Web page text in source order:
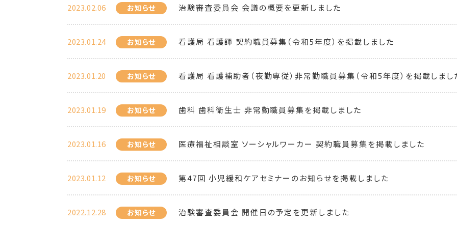
2023.02.06 お知らせ 治験審査委員会 会議の概要を更新しました
2023.01.24 お知らせ 看護局 看護師 契約職員募集（令和5年度）を掲載しました
2023.01.20 お知らせ 看護局 看護補助者（夜勤専従）非常勤職員募集（令和5年度）を掲載しまし
2023.01.19 お知らせ 歯科 歯科衛生士 非常勤職員募集を掲載しました
2023.01.16 お知らせ 医療福祉相談室 ソーシャルワーカー 契約職員募集を掲載しました
2023.01.12 お知らせ 第47回 小児緩和ケアセミナーのお知らせを掲載しました
2022.12.28 お知らせ 治験審査委員会 開催日の予定を更新しました